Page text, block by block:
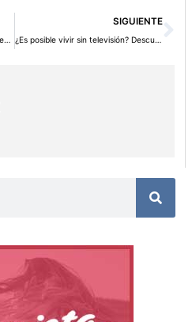
Schmidt Comienza 2025 con un Crecimiento del 13% en Ventas Respecto al Año Pasado
SIGUIENTE
¿Es posible vivir sin televisión? Descubre una vida plena desconectada de las pantallas